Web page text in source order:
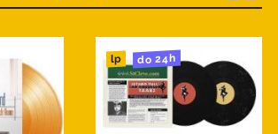
lp do 24h